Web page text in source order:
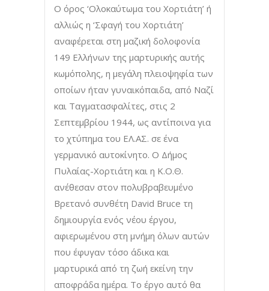
Ο όρος ‘Ολοκαύτωμα του Χορτιάτη’ ή
αλλιώς η ‘Σφαγή του Χορτιάτη’
αναφέρεται στη μαζική δολοφονία
149 Ελλήνων της μαρτυρικής αυτής
κωμόπολης, η μεγάλη πλειοψηφία των
οποίων ήταν γυναικόπαιδα, από Ναζί
και Ταγματασφαλίτες, στις 2
Σεπτεμβρίου 1944, ως αντίποινα για
το χτύπημα του ΕΛ.ΑΣ. σε ένα
γερμανικό αυτοκίνητο. Ο Δήμος
Πυλαίας-Χορτιάτη και η Κ.Ο.Θ.
ανέθεσαν στον πολυβραβευμένο
Βρετανό συνθέτη David Bruce τη
δημιουργία ενός νέου έργου,
αφιερωμένου στη μνήμη όλων αυτών
που έφυγαν τόσο άδικα και
μαρτυρικά από τη ζωή εκείνη την
αποφράδα ημέρα. Το έργο αυτό θα